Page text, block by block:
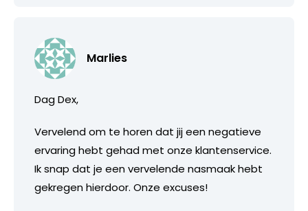
Marlies
Dag Dex,
Vervelend om te horen dat jij een negatieve
ervaring hebt gehad met onze klantenservice.
Ik snap dat je een vervelende nasmaak hebt
gekregen hierdoor. Onze excuses!